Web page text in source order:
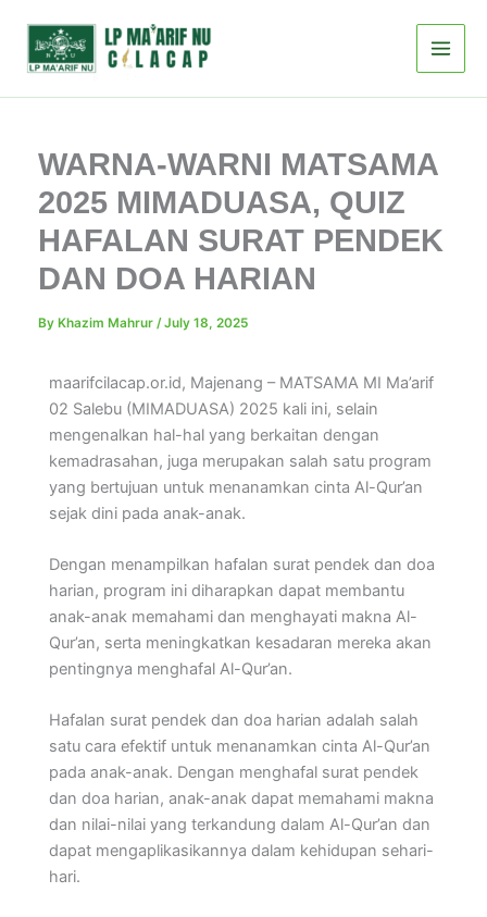
content
WARNA-WARNI MATSAMA
2025 MIMADUASA, QUIZ
HAFALAN SURAT PENDEK
DAN DOA HARIAN
By Khazim Mahrur /July 18, 2025
maarifcilacap.or.id, Majenang – MATSAMA MI Ma’arif
02 Salebu (MIMADUASA) 2025 kali ini, selain
mengenalkan hal-hal yang berkaitan dengan
kemadrasahan, juga merupakan salah satu program
yang bertujuan untuk menanamkan cinta Al-Qur’an
sejak dini pada anak-anak.
Dengan menampilkan hafalan surat pendek dan doa
harian, program ini diharapkan dapat membantu
anak-anak memahami dan menghayati makna Al-
Qur’an, serta meningkatkan kesadaran mereka akan
pentingnya menghafal Al-Qur’an.
Hafalan surat pendek dan doa harian adalah salah
satu cara efektif untuk menanamkan cinta Al-Qur’an
pada anak-anak. Dengan menghafal surat pendek
dan doa harian, anak-anak dapat memahami makna
dan nilai-nilai yang terkandung dalam Al-Qur’an dan
dapat mengaplikasikannya dalam kehidupan sehari-
hari.